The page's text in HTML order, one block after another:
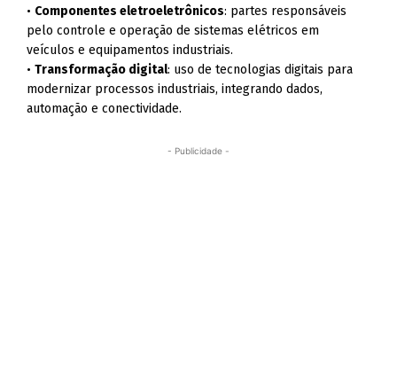
• Componentes eletroeletrônicos: partes responsáveis
pelo controle e operação de sistemas elétricos em
veículos e equipamentos industriais.
•Transformação digital: uso de tecnologias digitais para
modernizar processos industriais, integrando dados,
automação e conectividade.
- Publicidade -